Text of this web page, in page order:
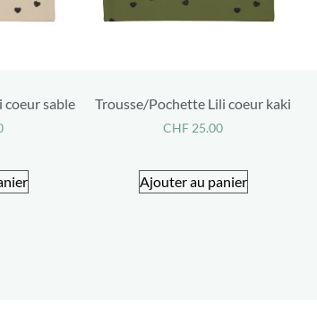
sable Trousse/Pochette Lili coeur kaki
CHF25.00
Ajouter au panier